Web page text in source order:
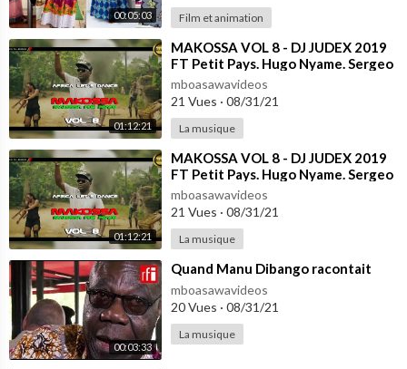
00:05:03 Film et animation
01:12:21
⁣MAKOSSA VOL 8 - DJ JUDEX 2019
FT Petit Pays. Hugo Nyame. Sergeo
Polo. Longue Longue
mboasawavideos
21 Vues · 08/31/21
La musique
01:12:21
⁣MAKOSSA VOL 8 - DJ JUDEX 2019
FT Petit Pays. Hugo Nyame. Sergeo
Polo. Longue Longue
mboasawavideos
21 Vues · 08/31/21
La musique
00:03:33
⁣Quand Manu Dibango racontait
mboasawavideos
20 Vues · 08/31/21
La musique